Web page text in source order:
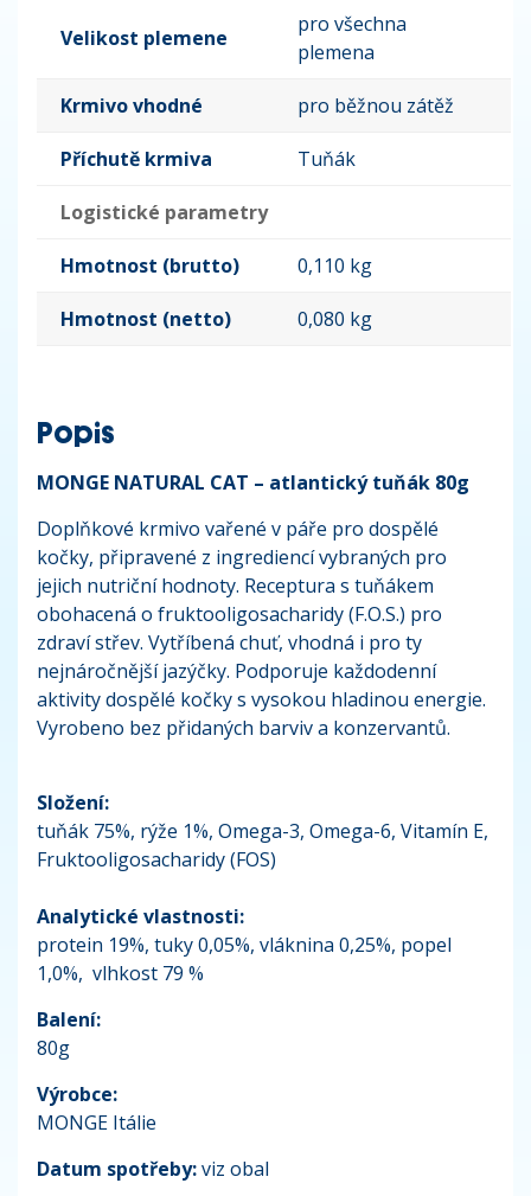
Velikost plemene
pro všechna
plemena
Krmivo vhodné pro běžnou zátěž
Příchutě krmiva Tuňák
Logistické parametry
Hmotnost (brutto) 0,110 kg
Hmotnost (netto) 0,080 kg
Popis
MONGE NATURAL CAT – atlantický tuňák 80g
Doplňkové krmivo vařené v páře pro dospělé
kočky, připravené z ingrediencí vybraných pro
jejich nutriční hodnoty. Receptura s tuňákem
obohacená o fruktooligosacharidy (F.O.S.) pro
zdraví střev. Vytříbená chuť, vhodná i pro ty
nejnáročnější jazýčky. Podporuje každodenní
aktivity dospělé kočky s vysokou hladinou energie.
Vyrobeno bez přidaných barviv a konzervantů.
Složení:
tuňák 75%, rýže 1%, Omega-3, Omega-6, Vitamín E,
Fruktooligosacharidy (FOS)
Analytické vlastnosti:
protein 19%, tuky 0,05%, vláknina 0,25%, popel
1,0%, vlhkost 79 %
Balení:
80g
Výrobce:
MONGE Itálie
Datum spotřeby:viz obal